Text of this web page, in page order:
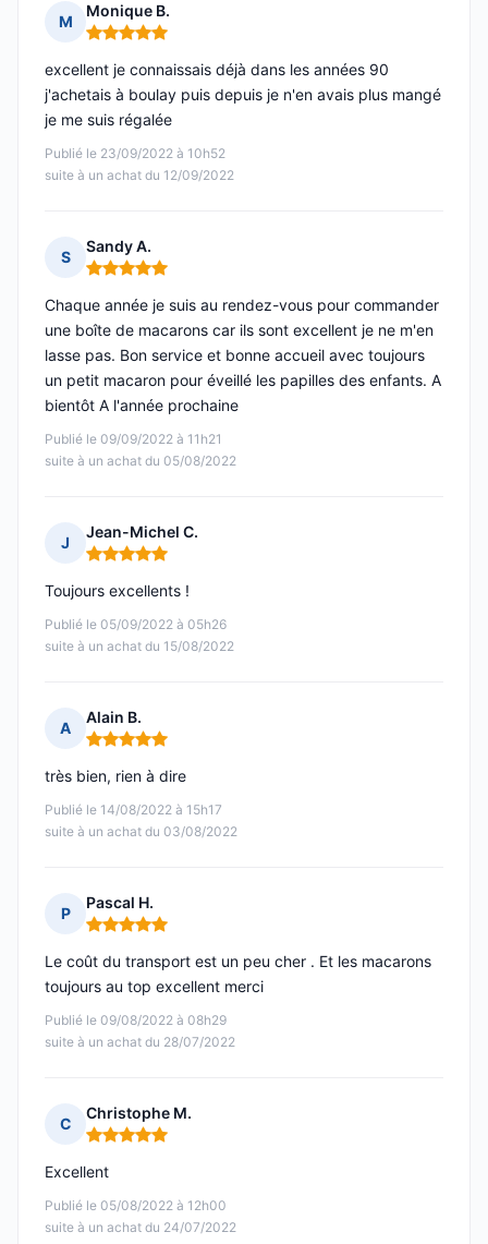
M
Monique B.
Note : 5 sur 5
Publié le 23/09/2022 à 10h52
suite à un achat du 12/09/2022
excellent je connaissais déjà dans les années 90
j'achetais à boulay puis depuis je n'en avais plus mangé
je me suis régalée
S
Sandy A.
Note : 5 sur 5
Publié le 09/09/2022 à 11h21
suite à un achat du 05/08/2022
Chaque année je suis au rendez-vous pour commander
une boîte de macarons car ils sont excellent je ne m'en
lasse pas. Bon service et bonne accueil avec toujours
un petit macaron pour éveillé les papilles des enfants. A
bientôt A l'année prochaine
J
Jean-Michel C.
Note : 5 sur 5
Publié le 05/09/2022 à 05h26
suite à un achat du 15/08/2022
Toujours excellents !
A
Alain B.
Note : 5 sur 5
Publié le 14/08/2022 à 15h17
suite à un achat du 03/08/2022
très bien, rien à dire
P
Pascal H.
Note : 5 sur 5
Publié le 09/08/2022 à 08h29
suite à un achat du 28/07/2022
Le coût du transport est un peu cher . Et les macarons
toujours au top excellent merci
C
Christophe M.
Note : 5 sur 5
Publié le 05/08/2022 à 12h00
suite à un achat du 24/07/2022
Excellent